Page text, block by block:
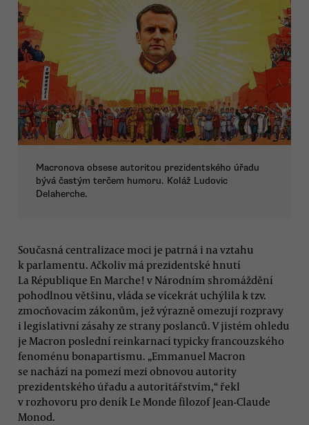
Macronova obsese autoritou prezidentského úřadu
bývá častým terčem humoru. Koláž Ludovic
Delaherche.
Současná centralizace moci je patrná i na vztahu
k parlamentu. Ačkoliv má prezidentské hnutí
La République En Marche! v Národním shromáždění
pohodlnou většinu, vláda se vícekrát uchýlila k tzv.
zmocňovacím zákonům, jež výrazně omezují rozpravy
i legislativní zásahy ze strany poslanců. V jistém ohledu
je Macron poslední reinkarnací typicky francouzského
fenoménu bonapartismu. „Emmanuel Macron
se nachází na pomezí mezi obnovou autority
prezidentského úřadu a autoritářstvím,“ řekl
v rozhovoru pro deník Le Monde filozof Jean-Claude
Monod.